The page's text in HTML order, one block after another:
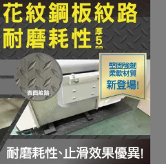
柔軟素材，吸收撞擊力、安
全防護、減輕疲勞！
直接購買
NBR橡膠軟墊10m